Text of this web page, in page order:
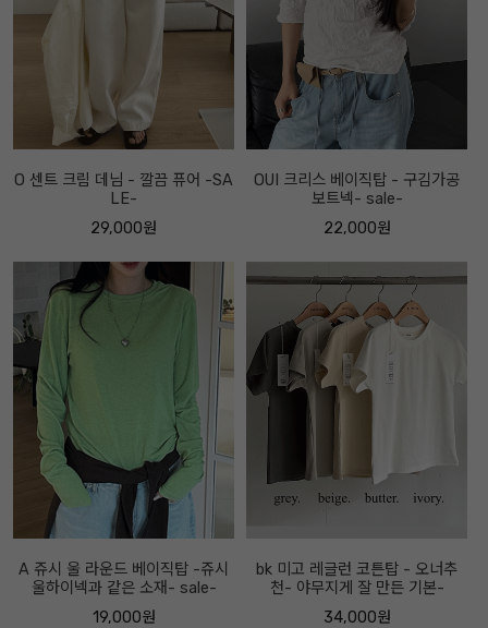
O 센트 크림 데님 - 깔끔 퓨어 -SA
LE-
29,000원
OUI 크리스 베이직탑 - 구김가공
보트넥- sale-
22,000원
A 쥬시 울 라운드 베이직탑 -쥬시
울하이넥과 같은 소재- sale-
19,000원
bk 미고 레글런 코튼탑 - 오너추
천- 야무지게 잘 만든 기본-
34,000원